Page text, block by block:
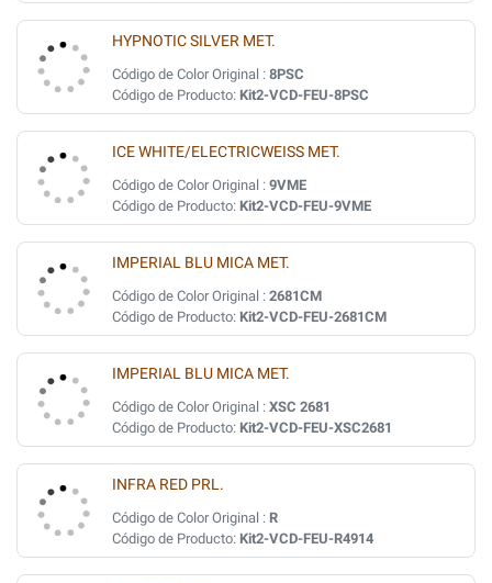
HYPNOTIC SILVER MET.
Código de Color Original : 8PSC
Código de Producto: Kit2-VCD-FEU-8PSC
ICE WHITE/ELECTRICWEISS MET.
Código de Color Original : 9VME
Código de Producto: Kit2-VCD-FEU-9VME
IMPERIAL BLU MICA MET.
Código de Color Original : 2681CM
Código de Producto: Kit2-VCD-FEU-2681CM
IMPERIAL BLU MICA MET.
Código de Color Original : XSC 2681
Código de Producto: Kit2-VCD-FEU-XSC2681
INFRA RED PRL.
Código de Color Original : R
Código de Producto: Kit2-VCD-FEU-R4914